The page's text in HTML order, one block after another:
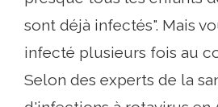
sont déjà infectés". Mais
infecté plusieurs fois au
Selon des experts de la